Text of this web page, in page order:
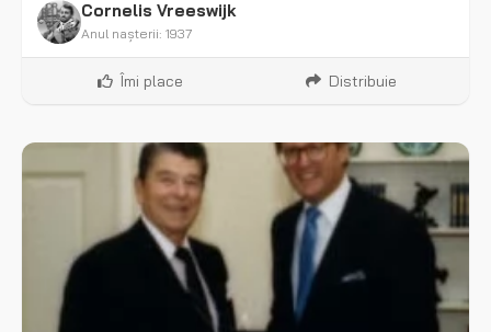
Cornelis Vreeswijk
Anul nașterii: 1937
Îmi place Distribuie